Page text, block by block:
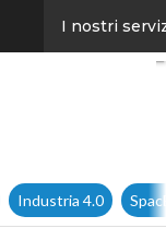
I nostri
Industria 4.0